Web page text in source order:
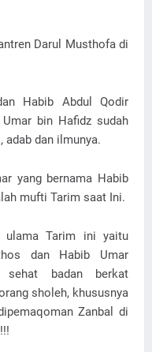
Darul Musthofa di
Habib Abdul Qodir
bin Hafidz sudah
adab dan ilmunya.
yang bernama Habib
mufti Tarim saat Ini.
ulama Tarim ini yaitu
dan Habib Umar
sehat badan berkat
sholeh, khususnya
Zanbal di